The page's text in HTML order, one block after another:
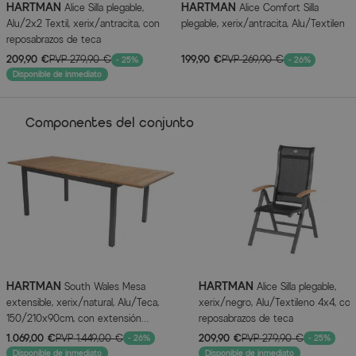
Color
Color estructura Anthrazit
Información del fabricante
MÁS INFORMACIÓN AQUÍ
HARTMAN Alice Silla plegable,
Alu/2x2 Textil, xerix/antracita, con
reposabrazos de teca
209,90 €PVP279,90 € - 25%
Disponible de inmediato
HARTMAN Alice Comfort Silla
plegable, xerix/antracita, Alu/Textilen
199,90 €PVP269,90 € - 26%
Componentes del conjunto
HARTMAN South Wales Mesa
extensible, xerix/natural, Alu/Teca,
150/210x90cm, con extensión
sincronizada
1.069,00 €PVP1.449,00 € - 26%
Disponible de inmediato
HARTMAN Alice Silla plegable,
xerix/negro, Alu/Textileno 4x4, con
reposabrazos de teca
209,90 €PVP279,90 € - 25%
Disponible de inmediato